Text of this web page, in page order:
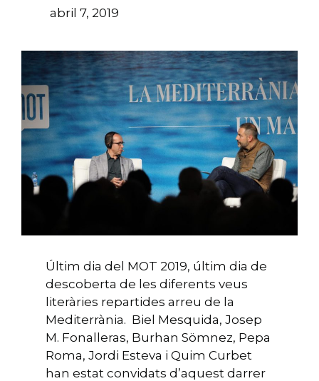
abril 7, 2019
Últim dia del MOT 2019, últim dia de
descoberta de les diferents veus
literàries repartides arreu de la
Mediterrània. Biel Mesquida, Josep
M. Fonalleras, Burhan Sömnez, Pepa
Roma, Jordi Esteva i Quim Curbet
han estat convidats d’aquest darrer